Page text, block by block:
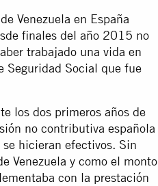
Venezuela en España
finales del año 2015 no
trabajado una vida en
Seguridad Social que fue
los dos primeros años de
no contributiva española
hicieran efectivos. Sin
Venezuela y como el monto
con la prestación